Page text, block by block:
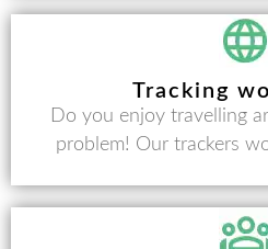
Tracking
Do you enjoy travelling
problem! Our trackers